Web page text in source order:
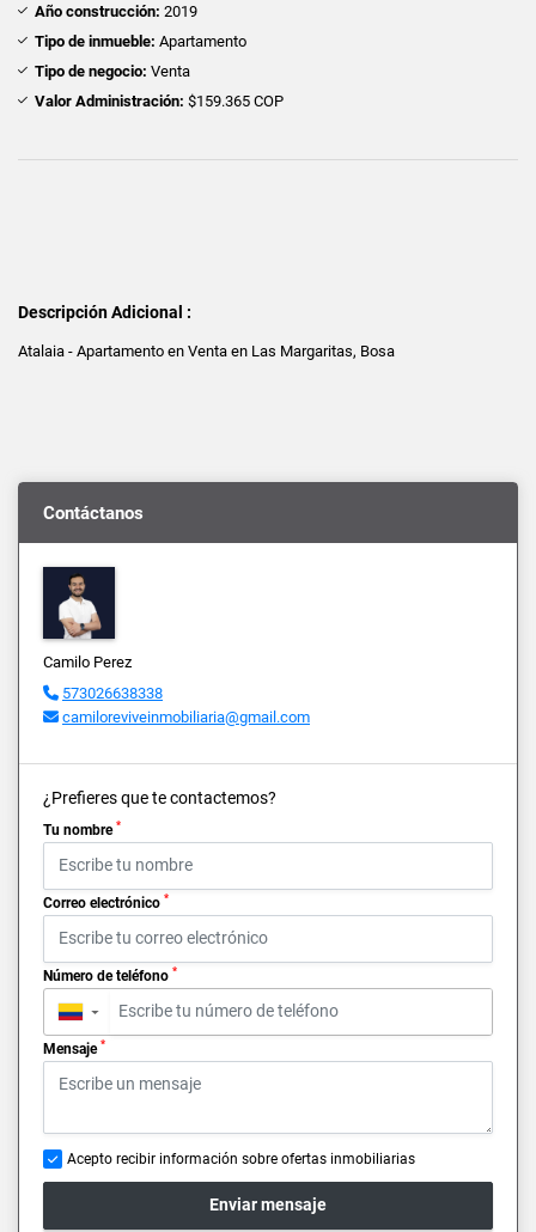
Año construcción: 2019
Tipo de inmueble: Apartamento
Tipo de negocio: Venta
Valor Administración: $159.365 COP
Descripción Adicional :
Atalaia - Apartamento en Venta en Las Margaritas, Bosa
Contáctanos
Camilo Perez
573026638338
camiloreviveinmobiliaria@gmail.com
¿Prefieres que te contactemos?
Tu nombre *
Correo electrónico *
Número de teléfono *
▼
Mensaje *
Acepto recibir información sobre ofertas inmobiliarias
Enviar mensaje